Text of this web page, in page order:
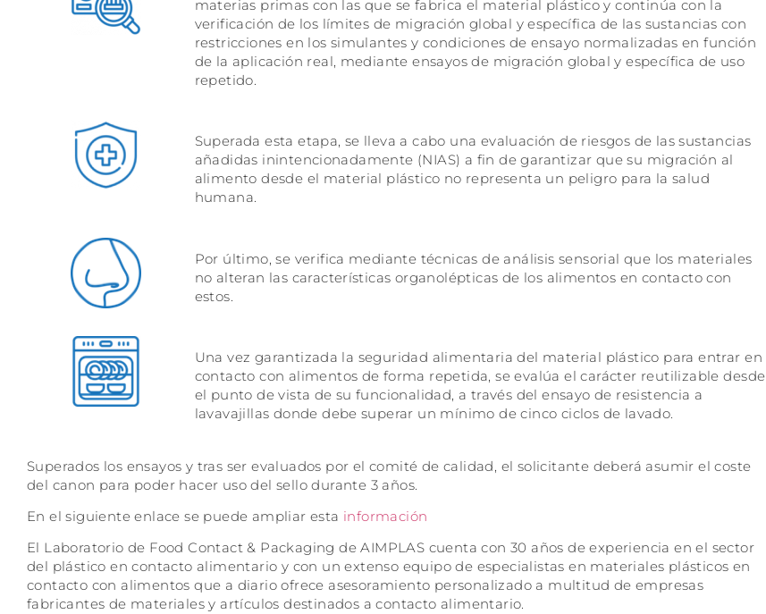
materias primas con las que se fabrica el material plástico y continúa con la
verificación de los límites de migración global y específica de las sustancias con
restricciones en los simulantes y condiciones de ensayo normalizadas en función
de la aplicación real, mediante ensayos de migración global y específica de uso
repetido.
Superada esta etapa, se lleva a cabo una evaluación de riesgos de las sustancias
añadidas inintencionadamente (NIAS) a fin de garantizar que su migración al
alimento desde el material plástico no representa un peligro para la salud
humana.
Por último, se verifica mediante técnicas de análisis sensorial que los materiales
no alteran las características organolépticas de los alimentos en contacto con
estos.
Una vez garantizada la seguridad alimentaria del material plástico para entrar en
contacto con alimentos de forma repetida, se evalúa el carácter reutilizable desde
el punto de vista de su funcionalidad, a través del ensayo de resistencia a
lavavajillas donde debe superar un mínimo de cinco ciclos de lavado.
Superados los ensayos y tras ser evaluados por el comité de calidad, el solicitante deberá asumir el coste
del canon para poder hacer uso del sello durante 3 años.
En el siguiente enlace se puede ampliar esta información
El Laboratorio de Food Contact & Packaging de AIMPLAS cuenta con 30 años de experiencia en el sector
del plástico en contacto alimentario y con un extenso equipo de especialistas en materiales plásticos en
contacto con alimentos que a diario ofrece asesoramiento personalizado a multitud de empresas
fabricantes de materiales y artículos destinados a contacto alimentario.